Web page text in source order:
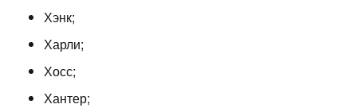
Хэнк;
Харли;
Хосс;
Хантер;